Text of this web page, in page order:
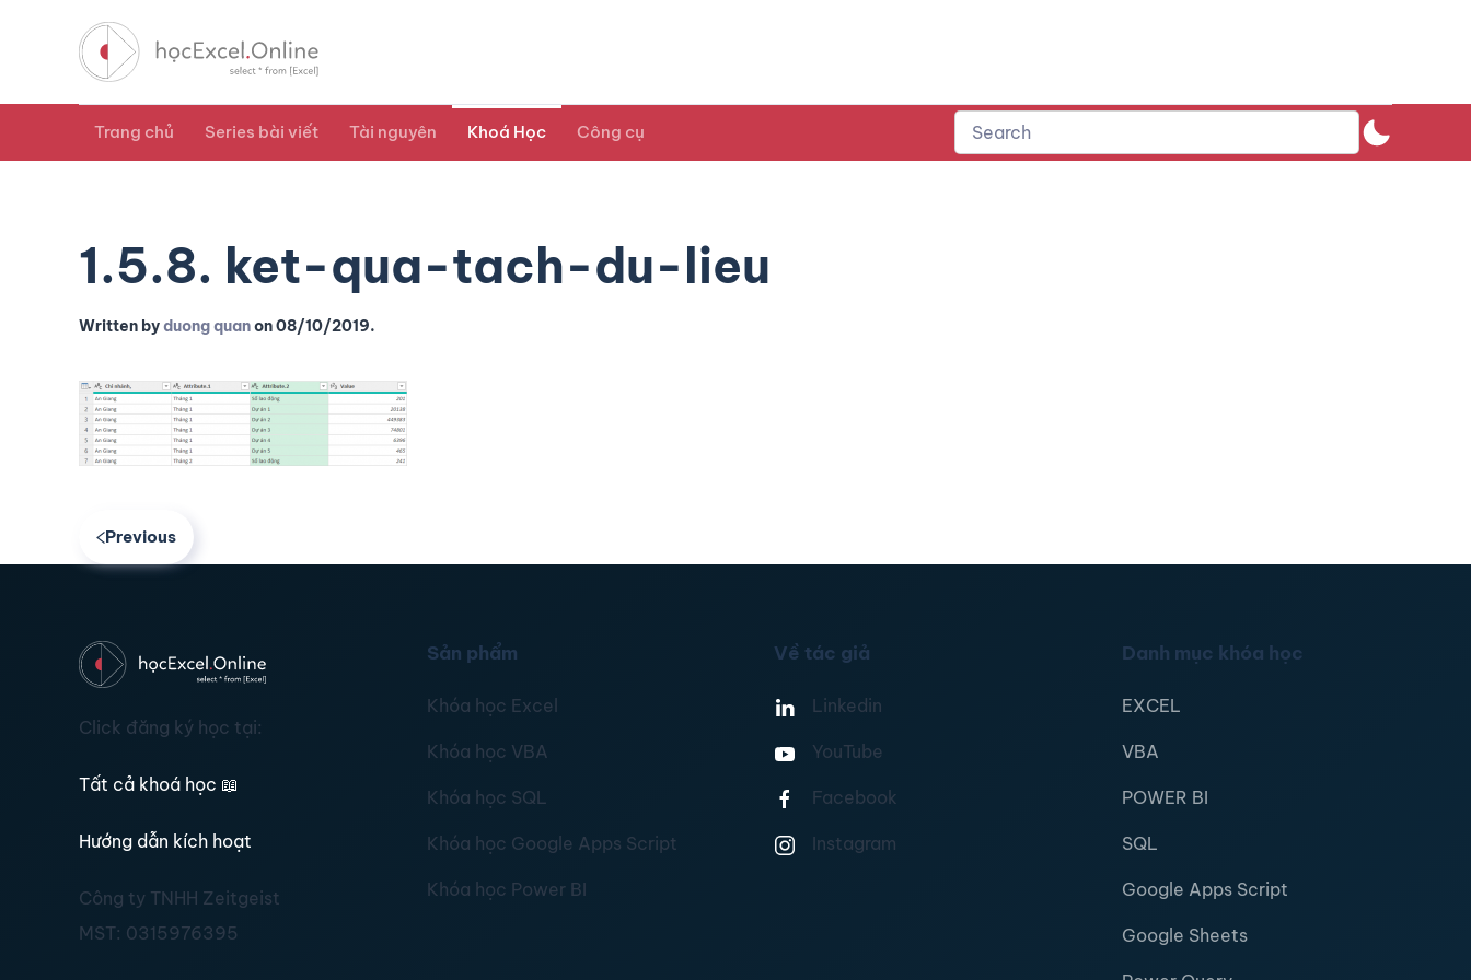
Trang chủ Series bài viết Tài nguyên Khoá Học Công cụ
1.5.8. ket-qua-tach-du-lieu
Written byduong quanon08/10/2019.
Previous
Click đăng ký học tại:
Tất cả khoá học 📖
Hướng dẫn kích hoạt
Công ty TNHH Zeitgeist
MST: 0315976395
Sản phẩm
Khóa học Excel
Khóa học VBA
Khóa học SQL
Khóa học Google Apps Script
Khóa học Power BI
Về tác giả
Linkedin
YouTube
Facebook
Instagram
Danh mục khóa học
EXCEL
VBA
POWER BI
SQL
Google Apps Script
Google Sheets